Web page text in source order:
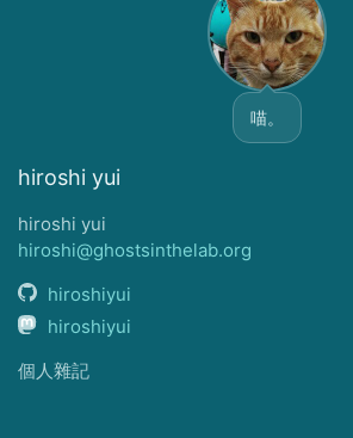
喵。
hiroshi yui
hiroshi yui
hiroshi@ghostsinthelab.org
hiroshiyui
hiroshiyui
個人雜記